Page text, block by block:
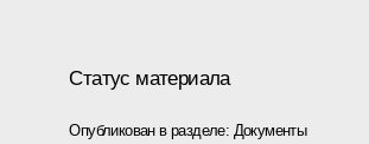
Статус материала
Опубликован в разделе: Документы